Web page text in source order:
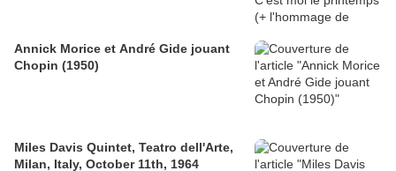
Annick Morice et André Gide jouant
Chopin (1950)
Miles Davis Quintet, Teatro dell'Arte,
Milan, Italy, October 11th, 1964